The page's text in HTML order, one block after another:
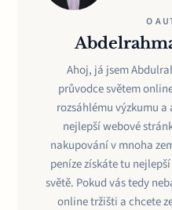
O
Ahoj, já jsem
průvodce světem
rozsáhlému výzkumu
nejlepší webové
nakupování v mnoha
peníze získáte tu
světě. Pokud vás tedy
online tržišti a chcete